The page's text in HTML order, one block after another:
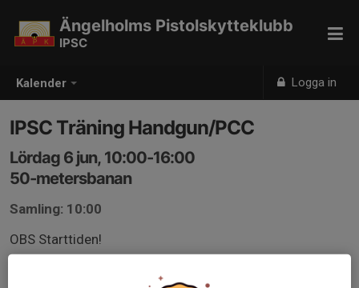
Kalender Logga in
Ängelholms Pistolskytteklubb
IPSC
IPSC Träning Handgun/PCC
Lördag 6 jun, 10:00-16:00
50-metersbanan
Samling: 10:00
OBS Starttiden!